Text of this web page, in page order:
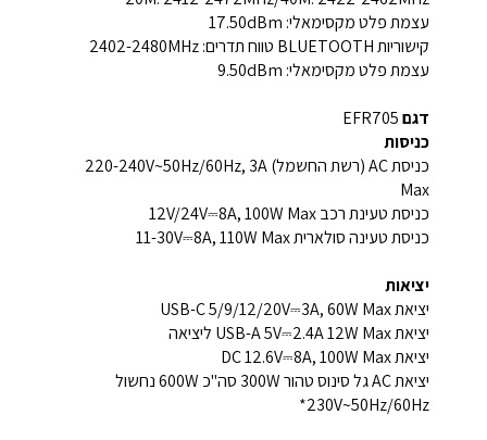
עצמת פלט מקסימאלי: 17.50dBm
קישוריות BLUETOOTH טווח תדרים: 2402-2480MHz
עצמת פלט מקסימאלי: 9.50dBm
דגםEFR705
כניסות
כניסת AC (רשת החשמל) 220-240V~50Hz/60Hz, 3A
Max
כניסת טעינת רכב 12V/24V⎓8A, 100W Max
כניסת טעינה סולארית 11-30V⎓8A, 110W Max
יציאות
יציאת USB-C 5/9/12/20V⎓3A, 60W Max
יציאת USB-A 5V⎓2.4A 12W Max ליציאה
יציאת DC 12.6V⎓8A, 100W Max
יציאת AC גל סינוס טהור 300W סה"כ 600W נחשול
230V~50Hz/60Hz*